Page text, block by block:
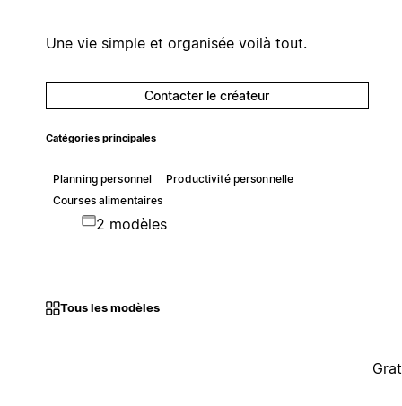
Une vie simple et organisée voilà tout.
Contacter le créateur
Catégories principales
Planning personnel
Productivité personnelle
Courses alimentaires
2 modèles
Tous les modèles